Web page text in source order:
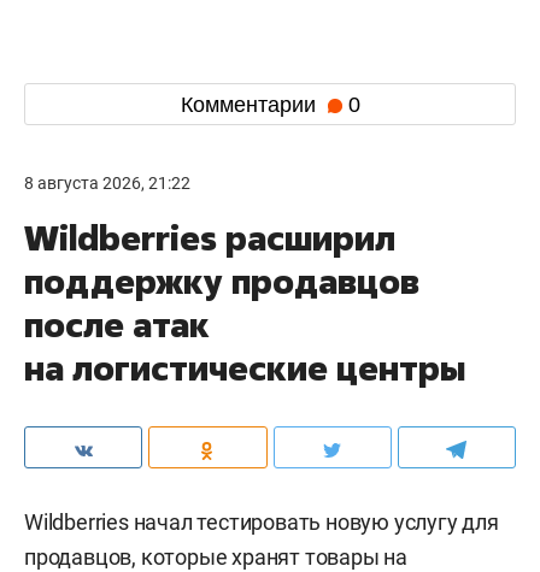
Комментарии 0
8 августа 2026, 21:22
Wildberries расширил
поддержку продавцов
после атак
на логистические центры
Wildberries начал тестировать новую услугу для
продавцов, которые хранят товары на